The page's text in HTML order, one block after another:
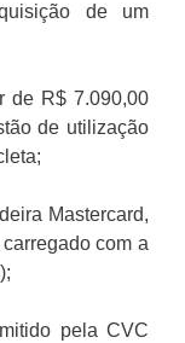
de um
de R$ 7.090,00
de utilização
Mastercard,
com a
pela CVC